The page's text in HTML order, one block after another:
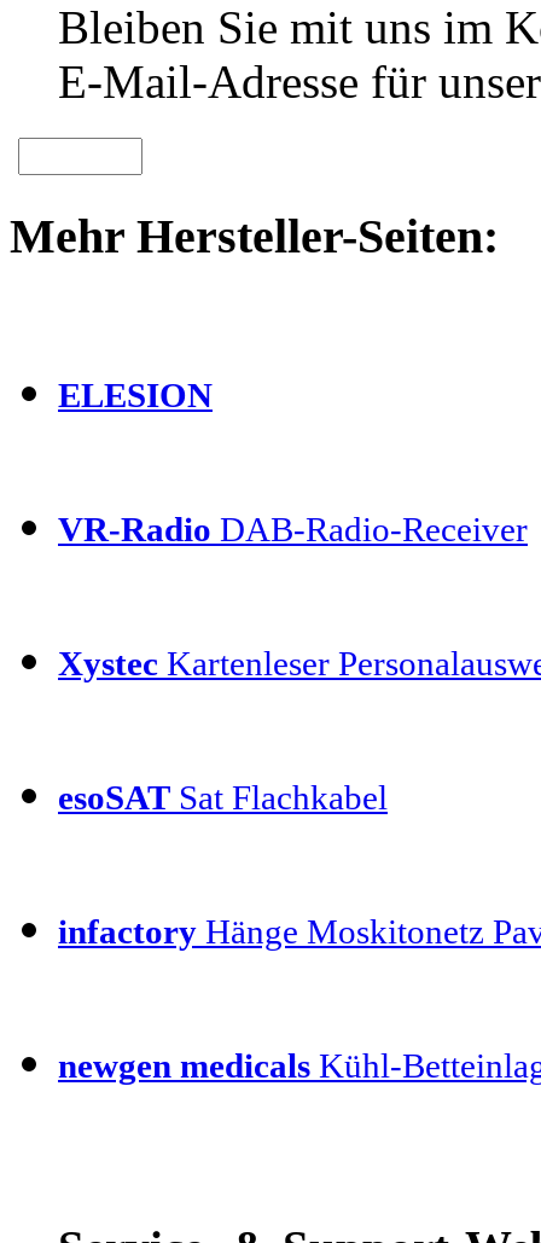
Bleiben Sie mit uns im
E-Mail-Adresse für
Mehr Hersteller-Seiten:
ELESION
VR-Radio DAB-Radio-Receiver
Xystec Kartenleser
esoSAT Sat Flachkabel
infactory Hänge Moskitonetz
newgen medicals Kühl-